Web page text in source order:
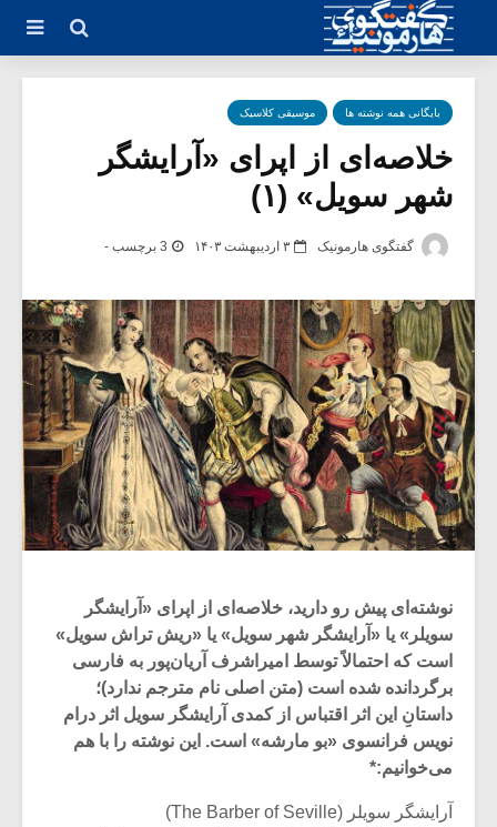
بایگانی همه نوشته ها موسیقی کلاسیک
خلاصه‌ای از اپرای «آرایشگر
شهر سویل» (۱)
گفتگوی هارمونیک ۳ اردیبهشت ۱۴۰۳ 3 برچسب -
نوشته‌ای پیش رو دارید، خلاصه‌ای از اپرای «آرایشگر
سویلر» یا «آرایشگر شهر سویل» یا «ریش تراش سویل»
است که احتمالاً توسط امیراشرف آریان‌پور به فارسی
برگردانده شده است (متن اصلی نام مترجم ندارد)؛
داستانِ این اثر اقتباس از کمدی آرایشگر سویل اثر درام
نویس فرانسوی «بو مارشه» است. این نوشته را با هم
می‌خوانیم:*
آرایشگر سویلر (The Barber of Seville)